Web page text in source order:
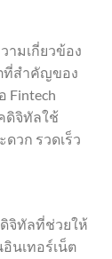
มเกี่ยวข้อง
ที่สำคัญของ
Fintech
ดิจิทัลใช้
วก รวดเร็ว
จิทัลที่ช่วยให้
นเทอร์เน็ต